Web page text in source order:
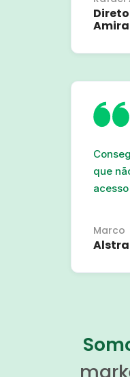
que
Marco
Alstra